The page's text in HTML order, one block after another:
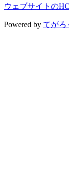
ウェブサイトの
Powered by てがろ